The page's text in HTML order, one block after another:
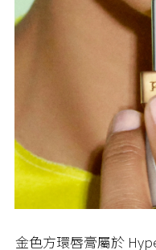
金色方環唇膏屬於